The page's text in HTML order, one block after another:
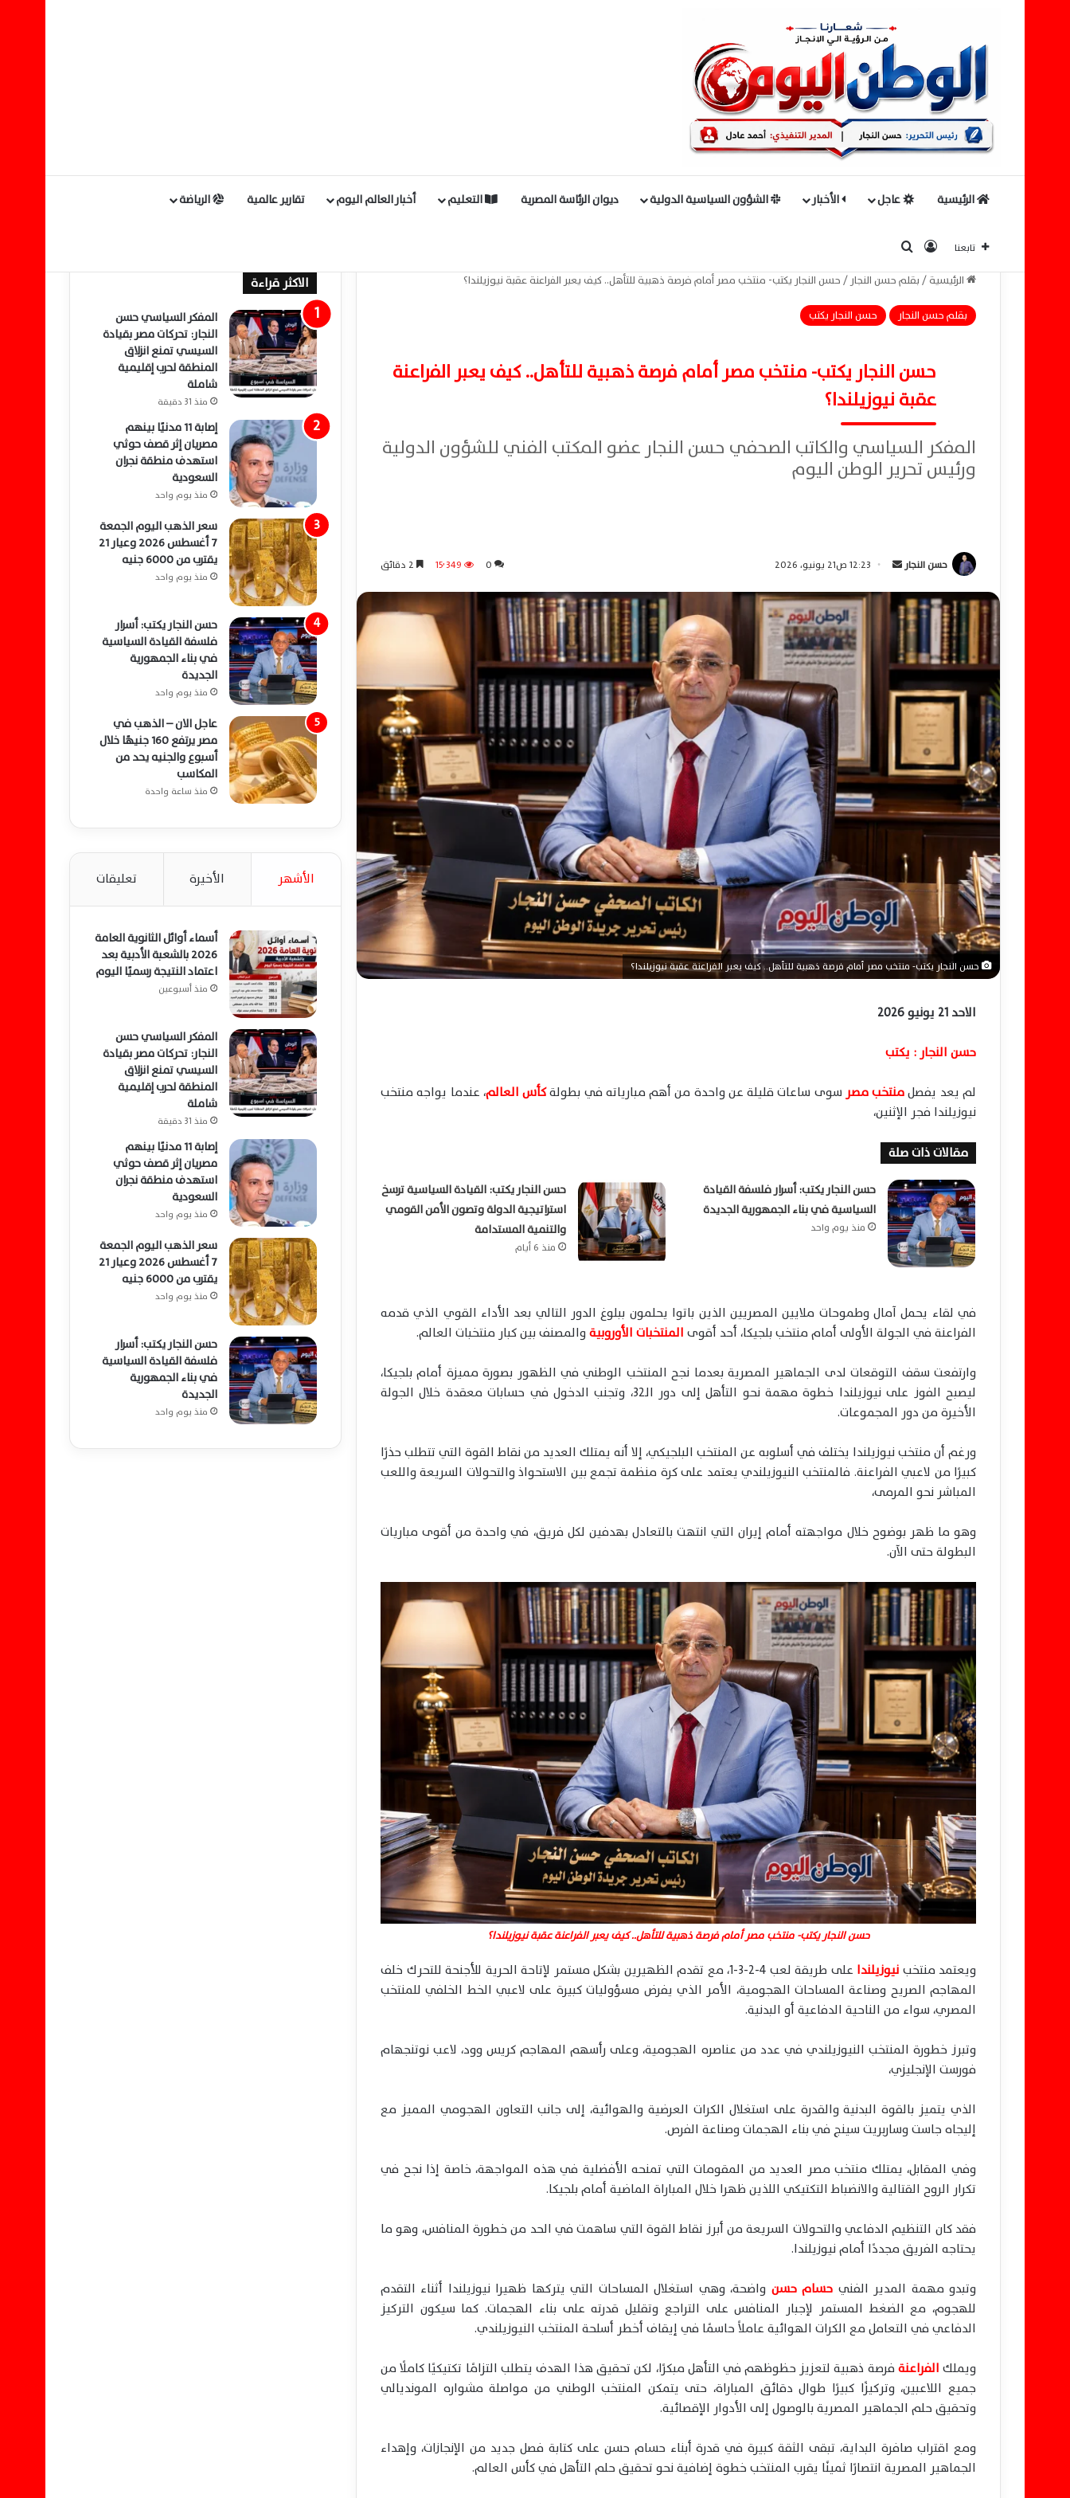
الرئيسية عاجل الأخبار الشؤون السياسية الدولية ديوان الرئاسة المصرية التعليم أخبار العالم اليوم تقارير عالمية الرياضة
تابعنا تسجيل الدخول
الرئيسية/بقلم حسن النجار /حسن النجار يكتب- منتخب مصر أمام فرصة ذهبية للتأهل.. كيف يعبر الفراعنة عقبة نيوزيلندا؟
بقلم حسن النجار
حسن النجار يكتب
حسن النجار يكتب- منتخب مصر أمام فرصة ذهبية للتأهل.. كيف يعبر الفراعنة
عقبة نيوزيلندا؟
المفكر السياسي والكاتب الصحفي حسن النجار عضو المكتب الفني للشؤون الدولية
ورئيس تحرير الوطن اليوم
حسن النجار
س
ب
ر
ك
ت
ر
ا
12:23 ص21 يونيو، 2026 0 15٬349
حسن النجار يكتب- منتخب مصر أمام فرصة ذهبية للتأهل.. كيف يعبر الفراعنة عقبة نيوزيلندا؟
الاحد 21 يونيو 2026
حسن النجار : يكتب
لم يعد يفصلمنتخب مصر سوى ساعات قليلة عن واحدة من أهم مبارياته في بطولةكأس العالم، عندما يواجه منتخب
نيوزيلندا فجر الإثنين،
مقالات ذات صلة
حسن النجار يكتب: أسرار فلسفة القيادة
السياسية في بناء الجمهورية الجديدة
منذ يوم واحد
حسن النجار يكتب: القيادة السياسية ترسخ
استراتيجية الدولة وتصون الأمن القومي
والتنمية المستدامة
منذ 6 أيام
في لقاء يحمل آمال وطموحات ملايين المصريين الذين باتوا يحلمون ببلوغ الدور التالي بعد الأداء القوي الذي قدمه
الفراعنة في الجولة الأولى أمام منتخب بلجيكا، أحد أقوى المنتخبات الأوروبية والمصنف بين كبار منتخبات العالم.
وارتفعت سقف التوقعات لدى الجماهير المصرية بعدما نجح المنتخب الوطني في الظهور بصورة مميزة أمام بلجيكا،
ليصبح الفوز على نيوزيلندا خطوة مهمة نحو التأهل إلى دور الـ32، وتجنب الدخول في حسابات معقدة خلال الجولة
الأخيرة من دور المجموعات.
ورغم أن منتخب نيوزيلندا يختلف في أسلوبه عن المنتخب البلجيكي، إلا أنه يمتلك العديد من نقاط القوة التي تتطلب حذرًا
كبيرًا من لاعبي الفراعنة. فالمنتخب النيوزيلندي يعتمد على كرة منظمة تجمع بين الاستحواذ والتحولات السريعة واللعب
المباشر نحو المرمى،
وهو ما ظهر بوضوح خلال مواجهته أمام إيران التي انتهت بالتعادل بهدفين لكل فريق، في واحدة من أقوى مباريات
البطولة حتى الآن.
حسن النجار يكتب- منتخب مصر أمام فرصة ذهبية للتأهل.. كيف يعبر الفراعنة عقبة نيوزيلندا؟
ويعتمد منتخب نيوزيلندا
على طريقة لعب 4-2-3-1، مع تقدم الظهيرين بشكل مستمر لإتاحة الحرية للأجنحة للتحرك خلف
المهاجم الصريح وصناعة المساحات الهجومية، الأمر الذي يفرض مسؤوليات كبيرة على لاعبي الخط الخلفي للمنتخب
المصري، سواء من الناحية الدفاعية أو البدنية.
وتبرز خطورة المنتخب النيوزيلندي في عدد من عناصره الهجومية، وعلى رأسهم المهاجم كريس وود، لاعب نوتنجهام
فورست الإنجليزي،
الذي يتميز بالقوة البدنية والقدرة على استغلال الكرات العرضية والهوائية، إلى جانب التعاون الهجومي المميز مع
إليجاه جاست وساربريت سينج في بناء الهجمات وصناعة الفرص.
وفي المقابل، يمتلك منتخب مصر العديد من المقومات التي تمنحه الأفضلية في هذه المواجهة، خاصة إذا نجح في
تكرار الروح القتالية والانضباط التكتيكي اللذين ظهرا خلال المباراة الماضية أمام بلجيكا.
فقد كان التنظيم الدفاعي والتحولات السريعة من أبرز نقاط القوة التي ساهمت في الحد من خطورة المنافس، وهو ما
يحتاجه الفريق مجددًا أمام نيوزيلندا.
وتبدو مهمة المدير الفني حسام حسن واضحة، وهي استغلال المساحات التي يتركها ظهيرا نيوزيلندا أثناء التقدم
للهجوم، مع الضغط المستمر لإجبار المنافس على التراجع وتقليل قدرته على بناء الهجمات. كما سيكون التركيز
الدفاعي في التعامل مع الكرات الهوائية عاملاً حاسمًا في إيقاف أخطر أسلحة المنتخب النيوزيلندي.
ويملك الفراعنة فرصة ذهبية لتعزيز حظوظهم في التأهل مبكرًا، لكن تحقيق هذا الهدف يتطلب التزامًا تكتيكيًا كاملًا من
جميع اللاعبين، وتركيزًا كبيرًا طوال دقائق المباراة، حتى يتمكن المنتخب الوطني من مواصلة مشواره المونديالي
وتحقيق حلم الجماهير المصرية بالوصول إلى الأدوار الإقصائية.
ومع اقتراب صافرة البداية، تبقى الثقة كبيرة في قدرة أبناء حسام حسن على كتابة فصل جديد من الإنجازات، وإهداء
الجماهير المصرية انتصارًا ثمينًا يقرب المنتخب خطوة إضافية نحو تحقيق حلم التأهل في كأس العالم.
الاكثر قراءة
المفكر السياسي حسن
النجار: تحركات مصر بقيادة
السيسي تمنع انزلاق
المنطقة لحرب إقليمية
شاملة
منذ 31 دقيقة
إصابة 11 مدنيًا بينهم
مصريان إثر قصف حوثي
استهدف منطقة نجران
السعودية
منذ يوم واحد
سعر الذهب اليوم الجمعة
7 أغسطس 2026 وعيار 21
يقترب من 6000 جنيه
منذ يوم واحد
حسن النجار يكتب: أسرار
فلسفة القيادة السياسية
في بناء الجمهورية
الجديدة
منذ يوم واحد
عاجل الان – الذهب في
مصر يرتفع 160 جنيهًا خلال
أسبوع والجنيه يحد من
المكاسب
منذ ساعة واحدة
الأشهر الأخيرة تعليقات
أسماء أوائل الثانوية العامة
2026 بالشعبة الأدبية بعد
اعتماد النتيجة رسميًا اليوم
منذ أسبوعين
المفكر السياسي حسن
النجار: تحركات مصر بقيادة
السيسي تمنع انزلاق
المنطقة لحرب إقليمية
شاملة
منذ 31 دقيقة
إصابة 11 مدنيًا بينهم
مصريان إثر قصف حوثي
استهدف منطقة نجران
السعودية
منذ يوم واحد
سعر الذهب اليوم الجمعة
7 أغسطس 2026 وعيار 21
يقترب من 6000 جنيه
منذ يوم واحد
حسن النجار يكتب: أسرار
فلسفة القيادة السياسية
في بناء الجمهورية
الجديدة
منذ يوم واحد